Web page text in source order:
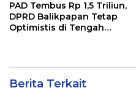
PAD Tembus Rp 1,5 Triliun,
DPRD Balikpapan Tetap
Optimistis di Tengah
Berita Terkait